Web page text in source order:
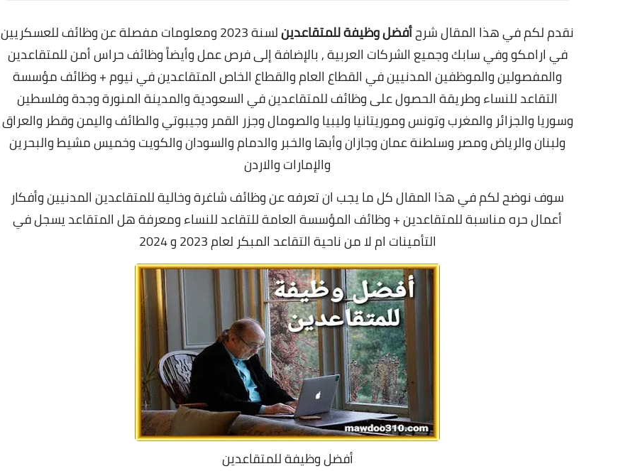
نقدم لكم في هذا المقال شرحأفضل وظيفة للمتقاعدين
لسنة 2023 ومعلومات مفصلة عن وظائف للعسكريين
في ارامكو وفي سابك وجميع الشركات العربية , بالإضافة إلى فرص عمل وأيضاً وظائف حراس أمن للمتقاعدين
والمفصولين والموظفين المدنيين في القطاع العام والقطاع الخاص المتقاعدين في نيوم +وظائف مؤسسة
التقاعد للنساء وطريقة الحصول على وظائف للمتقاعدين في السعودية والمدينة المنورة وجدة وفلسطين
وسوريا والجزائر والمغرب وتونس وموريتانيا وليبيا والصومال وجزر القمر وجيبوتي والطائف واليمن وقطر والعراق
ولبنان والرياض ومصر وسلطنة عمان وجازان وأبها والخبر والدمام والسودان والكويت وخميس مشيط والبحرين
والإمارات والاردن
سوف نوضح لكم في هذا المقال كل ما يجب ان تعرفه عن وظائف شاغرة وخالية للمتقاعدين المدنيين وأفكار
أعمال حره مناسبة للمتقاعدين +وظائف المؤسسة العامة للتقاعد للنساءومعرفة هل المتقاعد يسجل في
التأمينات ام لا من ناحية التقاعد المبكر لعام 2023 و 2024
أفضل وظيفة للمتقاعدين